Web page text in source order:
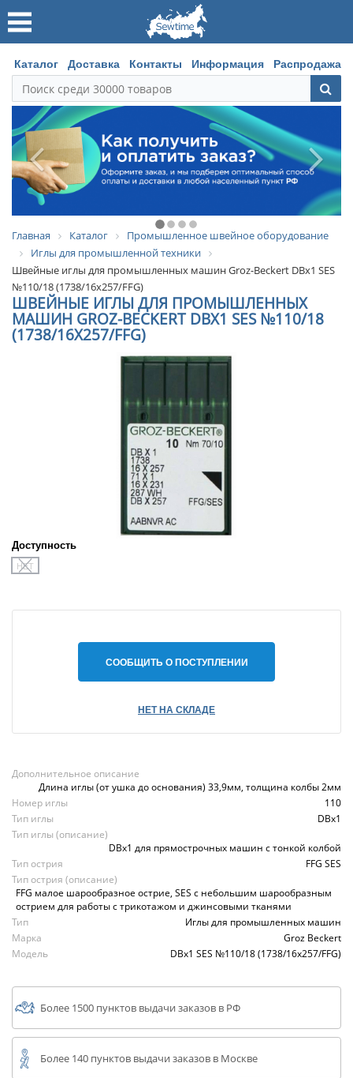
Каталог Доставка Контакты Информация Распродажа
Главная Каталог
Промышленное швейное оборудование
Иглы для промышленной техники
Швейные иглы для промышленных машин Groz-Beckert DBx1 SES
№110/18 (1738/16x257/FFG)
ШВЕЙНЫЕ ИГЛЫ ДЛЯ ПРОМЫШЛЕННЫХ
МАШИН GROZ-BECKERT DBX1 SES №110/18
(1738/16X257/FFG)
Доступность
НЕТ
СООБЩИТЬ О ПОСТУПЛЕНИИ
НЕТ НА СКЛАДЕ
Дополнительное описание
Длина иглы (от ушка до основания) 33,9мм, толщина колбы 2мм
Номер иглы
110
Тип иглы
DBx1
Тип иглы (описание)
DBx1 для прямострочных машин с тонкой колбой
Тип острия
FFG SES
Тип острия (описание)
FFG малое шарообразное острие, SES с небольшим шарообразным
острием для работы с трикотажом и джинсовыми тканями
Тип
Иглы для промышленных машин
Марка
Groz Beckert
Модель
DBx1 SES №110/18 (1738/16x257/FFG)
Более 1500 пунктов выдачи заказов в РФ
Более 140 пунктов выдачи заказов в Москве